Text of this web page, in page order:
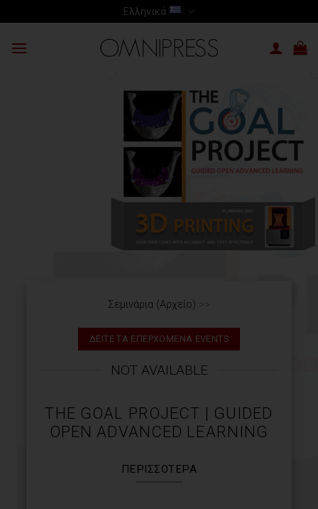
to
content
Ελληνικά
Σεμινάρια (Αρχείο) >>
ΔΕΙΤΕ ΤΑ ΕΠΕΡΧΟΜΕΝΑ EVENTS
NOT AVAILABLE
ΤHE GOAL PROJECT | GUIDED
OPEN ADVANCED LEARNING
ΠΕΡΙΣΣΌΤΕΡΑ